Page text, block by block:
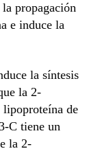
propagación
e induce la
la síntesis
la 2-
de
C tiene un
la 2-